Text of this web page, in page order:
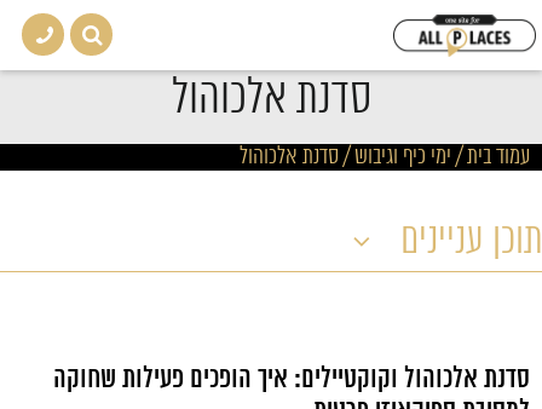
סדנת אלכוהול
עמוד בית/ימי כיף וגיבוש/סדנת אלכוהול
תוכן עניינים
סדנת אלכוהול וקוקטיילים: איך הופכים פעילות שחוקה